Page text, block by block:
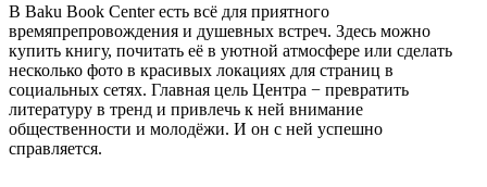
В Baku Book Center есть всё для приятного
времяпрепровождения и душевных встреч. Здесь можно
купить книгу, почитать её в уютной атмосфере или сделать
несколько фото в красивых локациях для страниц в
социальных сетях. Главная цель Центра − превратить
литературу в тренд и привлечь к ней внимание
общественности и молодёжи. И он с ней успешно
справляется.